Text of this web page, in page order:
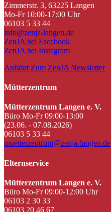
Zimmerstr. 3, 63225 Langen
Mo-Fr 10:00-17:00 Uhr
06103 5 33 44
info@zenja-langen.de
ZenJA bei Facebook
ZenJA bei Instagram
Anfahrt Zum ZenJA Newsletter
Mütterzentrum
Mütterzentrum Langen e. V.
Büro Mo-Fr 09:00-13:00
(23.06. - 07.08.2026)
06103 5 33 44
muetterzentrum@zenja-langen.de
Elternservice
Mütterzentrum Langen e. V.
Büro Mo-Fr 09:00-12:00 Uhr
06103 2 30 33
06103 20 46 67